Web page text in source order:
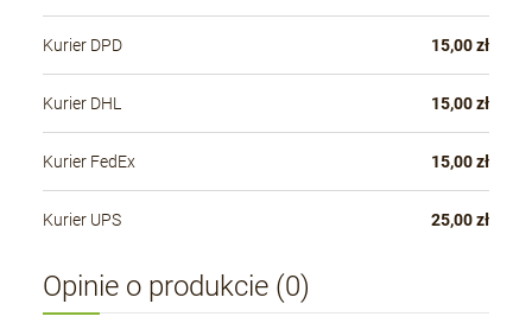
Kurier DPD 15,00 zł
Kurier DHL 15,00 zł
Kurier FedEx 15,00 zł
Kurier UPS 25,00 zł
Opinie o produkcie (0)